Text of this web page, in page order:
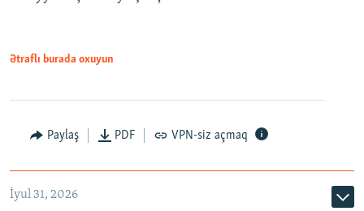
Ətraflı burada oxuyun
Paylaş PDF VPN-siz açmaq
İyul 31, 2026